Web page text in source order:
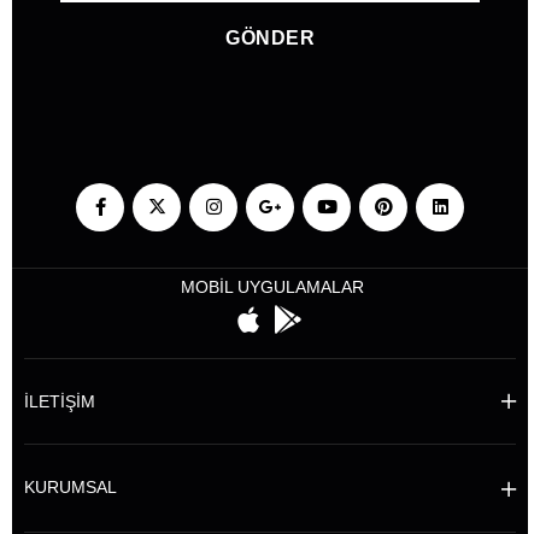
GÖNDER
MOBİL UYGULAMALAR
İLETİŞİM
KURUMSAL